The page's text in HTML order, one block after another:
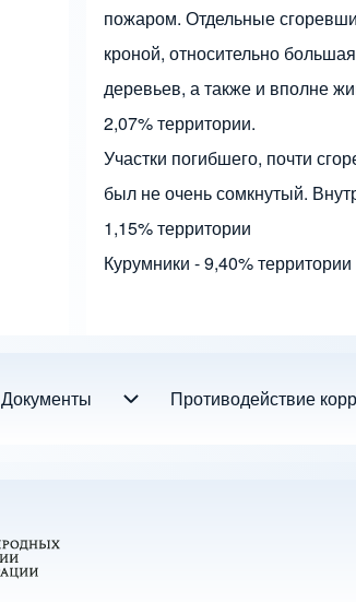
пожаром. Отдельные
кроной, относительно
деревьев, а также и вполне
2,07% территории.
Участки погибшего, почти
был не очень сомкнутый.
1,15% территории
Курумники - 9,40% территории
Документы
Документы подменю Противодействие